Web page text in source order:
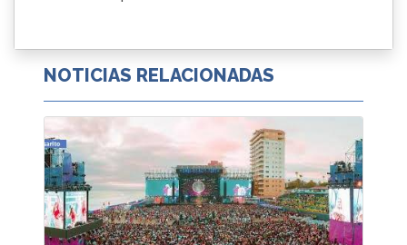
NOTICIAS RELACIONADAS